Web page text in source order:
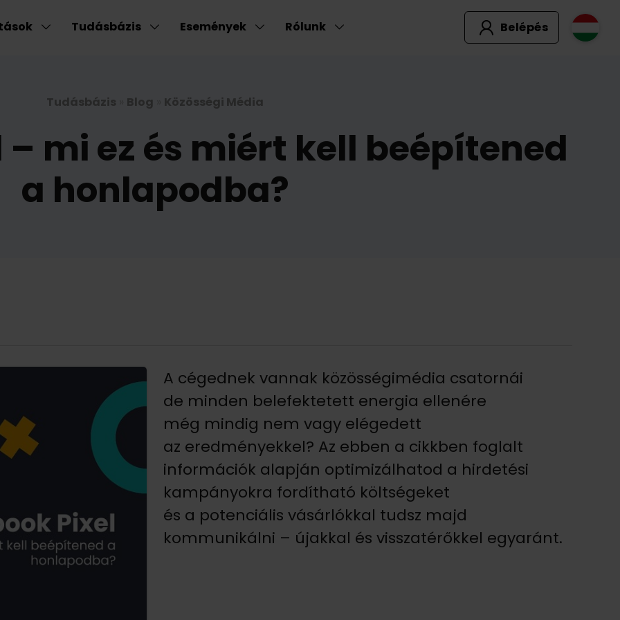
Tudásbázis Események Rólunk Belépés
Tudásbázis Blog Közösségi Média
– mi ez és miért kell beépítened
a honlapodba?
A cégednek vannak közösségimédia csatornái
de minden belefektetett energia ellenére
még mindig nem vagy elégedett
az eredményekkel? Az ebben a cikkben foglalt
információk alapján optimizálhatod a hirdetési
kampányokra fordítható költségeket
és a potenciális vásárlókkal tudsz majd
kommunikálni – újakkal és visszatérőkkel egyaránt.